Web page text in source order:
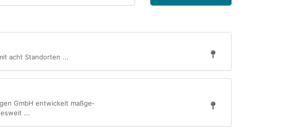
acht Standorten ...
GmbH entwickelt maß­ge­
...